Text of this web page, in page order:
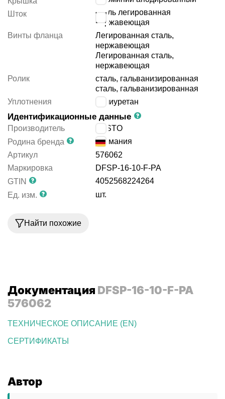
Шток
сталь легированная
нержавеющая
Винты фланца
Легированная сталь,
нержавеющая
Легированная сталь,
нержавеющая
Ролик
сталь, гальванизированная
сталь, гальванизированная
Уплотнения
полиуретан
Идентификационные данные
Производитель
FESTO
Родина бренда
Германия
Артикул
576062
Маркировка
DFSP-16-10-F-PA
GTIN
4052568224264
Ед. изм.
шт.
Найти похожие
Документация DFSP-16-10-F-PA
576062
ТЕХНИЧЕСКОЕ ОПИСАНИЕ (EN)
СЕРТИФИКАТЫ
Автор